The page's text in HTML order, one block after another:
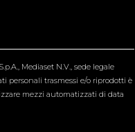
Mediaset N.V., sede legale
personali trasmessi e/o riprodotti è
mezzi automatizzati di data